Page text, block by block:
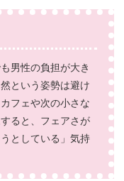
男性の負担が大き
という姿勢は避け
フェや次の小さな
ると、フェアさが
としている」気持